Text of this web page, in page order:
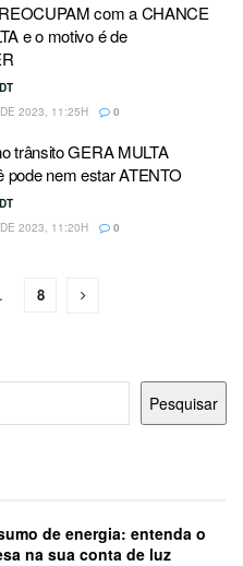
com a CHANCE
e o motivo é de
2023, 11:25H
0
trânsito GERA MULTA
pode nem estar ATENTO
2023, 11:20H
0
8
Pesquisar
de energia: entenda o
na sua conta de luz